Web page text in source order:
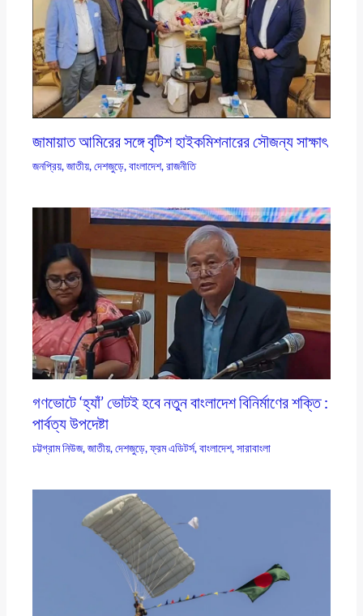
জামায়াত আমিরের সঙ্গে বৃটিশ হাইকমিশনারের সৌজন্য সাক্ষাৎ
জনপ্রিয়,জাতীয়,দেশজুড়ে,বাংলাদেশ,রাজনীতি
গণভোটে ‘হ্যাঁ’ ভোটই হবে নতুন বাংলাদেশ বিনির্মাণের শক্তি :
পার্বত্য উপদেষ্টা
চট্টগ্রাম নিউজ,জাতীয়,দেশজুড়ে,ফ্রম এডিটর্স,বাংলাদেশ,সারাবাংলা